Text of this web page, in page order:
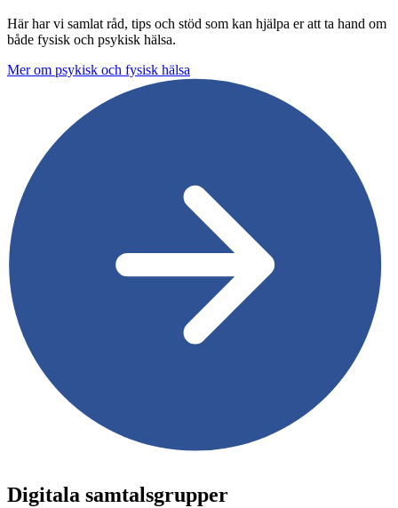
Här har vi samlat råd, tips och stöd som kan hjälpa er att ta hand om
både fysisk och psykisk hälsa.
Mer om psykisk och fysisk hälsa
Digitala samtalsgrupper